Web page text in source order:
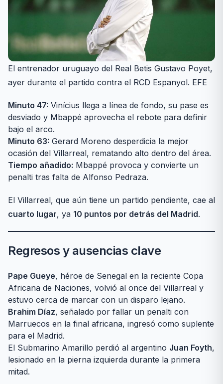
El entrenador uruguayo del Real Betis Gustavo Poyet,
ayer durante el partido contra el RCD Espanyol. EFE
Minuto 47: Vinícius llega a línea de fondo, su pase es
desviado y Mbappé aprovecha el rebote para definir
bajo el arco.
Minuto 63: Gerard Moreno desperdicia la mejor
ocasión del Villarreal, rematando alto dentro del área.
Tiempo añadido: Mbappé provoca y convierte un
penalti tras falta de Alfonso Pedraza.
El Villarreal, que aún tiene un partido pendiente, cae al
cuarto lugar, ya 10 puntos por detrás del Madrid.
Regresos y ausencias clave
Pape Gueye, héroe de Senegal en la reciente Copa
Africana de Naciones, volvió al once del Villarreal y
estuvo cerca de marcar con un disparo lejano.
Brahim Díaz, señalado por fallar un penalti con
Marruecos en la final africana, ingresó como suplente
para el Madrid.
El Submarino Amarillo perdió al argentino Juan Foyth,
lesionado en la pierna izquierda durante la primera
mitad.